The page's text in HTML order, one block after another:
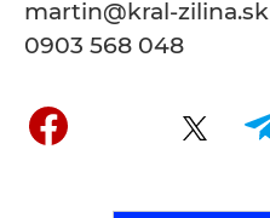
martin@kral-zilina.sk
0903 568 048